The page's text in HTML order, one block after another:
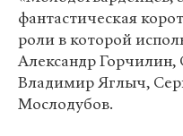
фантастическая
роли в которой
Александр Горчилин,
Владимир Яглыч,
Мослодубов.